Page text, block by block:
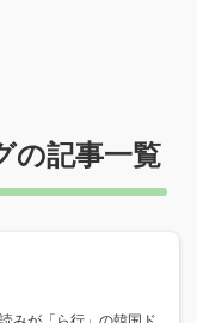
の記事一覧